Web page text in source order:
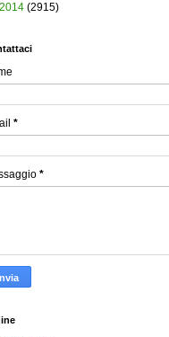
2014 (2915)
*
*